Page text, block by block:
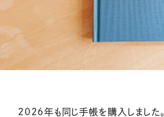
2026年も同じ手帳を購入しました。